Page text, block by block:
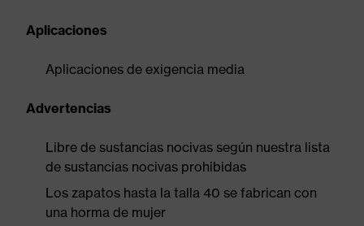
Aplicaciones
Aplicaciones de exigencia media
Advertencias
Libre de sustancias nocivas según nuestra lista
de sustancias nocivas prohibidas
Los zapatos hasta la talla 40 se fabrican con
una horma de mujer